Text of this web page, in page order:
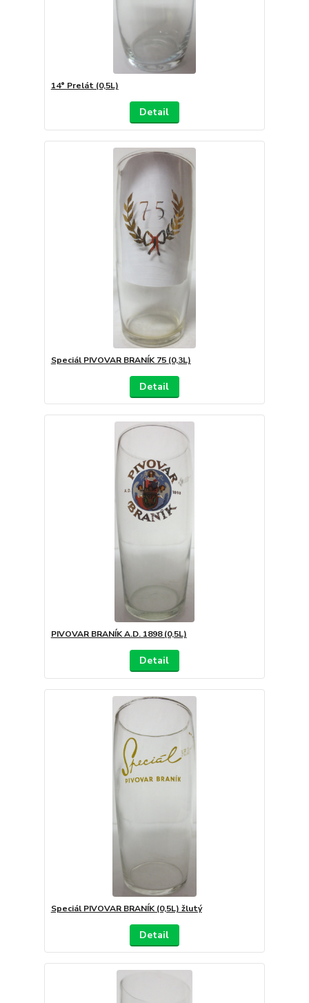
14° Prelát (0,5L)
Detail
Speciál PIVOVAR BRANÍK 75 (0,3L)
Detail
PIVOVAR BRANÍK A.D. 1898 (0,5L)
Detail
Speciál PIVOVAR BRANÍK (0,5L) žlutý
Detail